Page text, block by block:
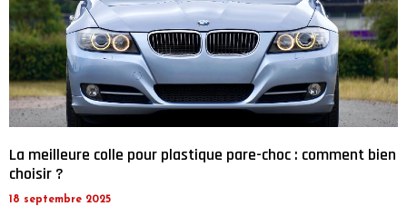
La meilleure colle pour plastique pare-choc : comment bien
choisir ?
18 septembre 2025